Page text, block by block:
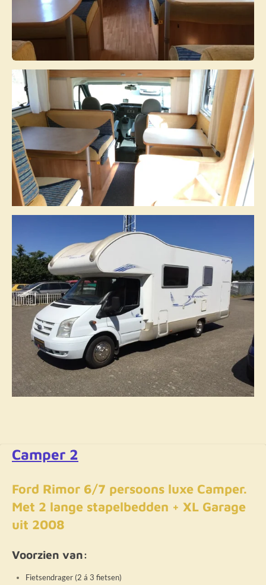
Camper 2
Ford Rimor 6/7 persoons luxe Camper.
Met 2 lange stapelbedden + XL Garage
uit 2008
Voorzien van:
Fietsendrager (2 á 3 fietsen)